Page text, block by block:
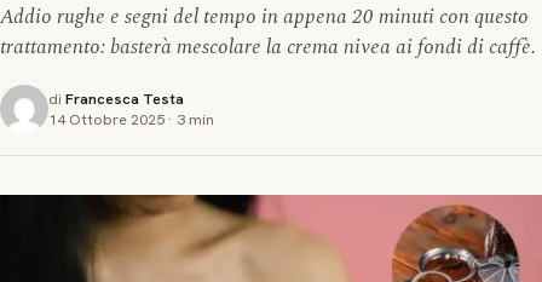
Addio rughe e segni del tempo in appena 20 minuti con questo
trattamento: basterà mescolare la crema nivea ai fondi di caffè.
di Francesca Testa
14 Ottobre 2025 · 3 min